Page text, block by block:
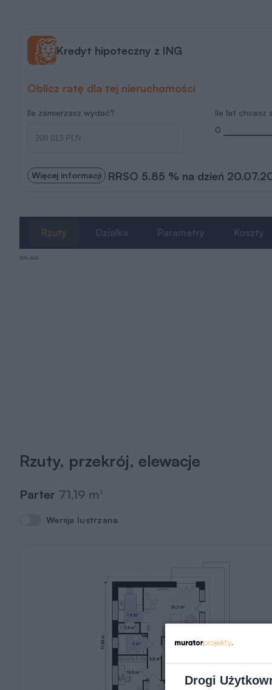
Kredyt hipoteczny z ING
Oblicz ratę dla tej nieruchomości
Ile zamierzasz wydać?
Ile lat chcesz
0
Więcej informacji RRSO 5.85 % na dzień
Rzuty Działka Parametry Koszty
REKLAMA
Rzuty, przekrój, elewacje
Parter 71,19 m 2
Wersja lustrzana
Wersja lustrzana
Drogi